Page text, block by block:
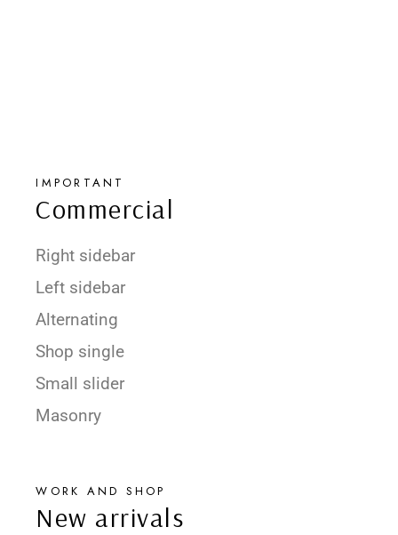
IMPORTANT
Commercial
Right sidebar
Left sidebar
Alternating
Shop single
Small slider
Masonry
WORK AND SHOP
New arrivals